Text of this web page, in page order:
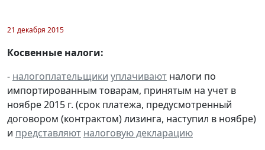
21 декабря 2015
Косвенные налоги:
- налогоплательщики уплачивают налоги по
импортированным товарам, принятым на учет в
ноябре 2015 г. (срок платежа, предусмотренный
договором (контрактом) лизинга, наступил в ноябре)
и представляют налоговую декларацию